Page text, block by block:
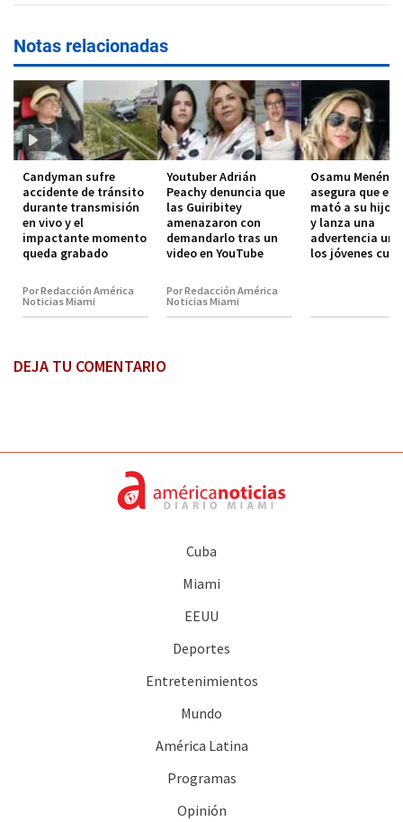
Notas relacionadas
Candyman sufre
accidente de tránsito
durante transmisión
en vivo y el
impactante momento
queda grabado
Por Redacción América
Noticias Miami
Youtuber Adrián
Peachy denuncia que
las Guiribitey
amenazaron con
demandarlo tras un
video en YouTube
Por Redacción América
Noticias Miami
Osamu
asegura que el
mató a su hijo
y lanza una
advertencia
los jóvenes
DEJA TU COMENTARIO
Cuba
Miami
EEUU
Deportes
Entretenimientos
Mundo
América Latina
Programas
Opinión